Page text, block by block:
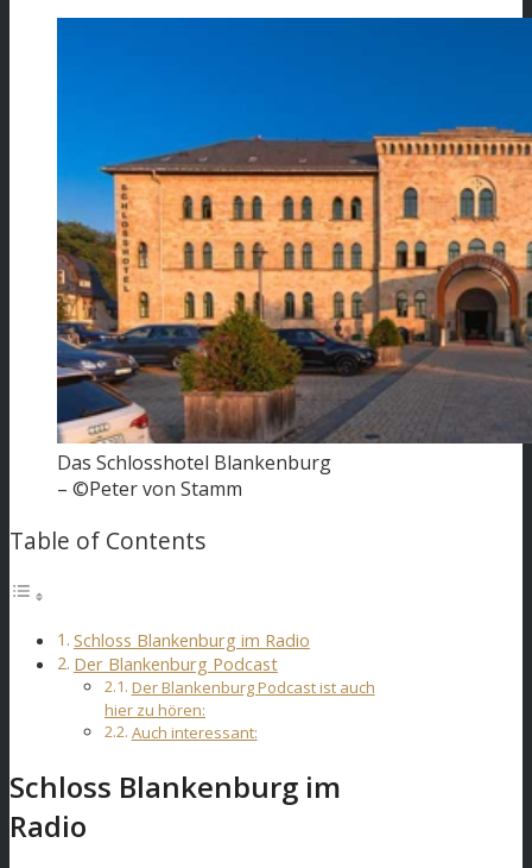
Das Schlosshotel Blankenburg
– ©Peter von Stamm
Table of Contents
Schloss Blankenburg im Radio
Der Blankenburg Podcast
Der Blankenburg Podcast ist auch
hier zu hören:
Auch interessant:
Schloss Blankenburg im
Radio